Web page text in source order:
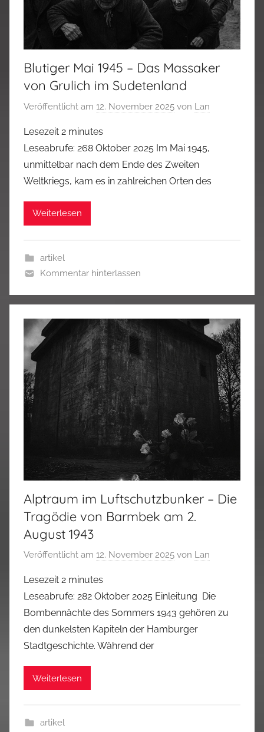
Blutiger Mai 1945 – Das Massaker
von Grulich im Sudetenland
Veröffentlicht am 12. November 2025 von Lan
Lesezeit 2 minutes
Leseabrufe: 268 Oktober 2025 Im Mai 1945,
unmittelbar nach dem Ende des Zweiten
Weltkriegs, kam es in zahlreichen Orten des
Weiterlesen
artikel
Kommentar hinterlassen
Alptraum im Luftschutzbunker – Die
Tragödie von Barmbek am 2.
August 1943
Veröffentlicht am 12. November 2025 von Lan
Lesezeit 2 minutes
Leseabrufe: 282 Oktober 2025 Einleitung Die
Bombennächte des Sommers 1943 gehören zu
den dunkelsten Kapiteln der Hamburger
Stadtgeschichte. Während der
Weiterlesen
artikel